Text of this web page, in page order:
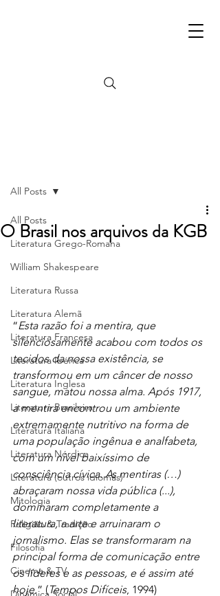
All Posts
Literatura Grego-Romana
William Shakespeare
Literatura Russa
Literatura Alemã
Literatura Francesa
Literatura Ibérica
Literatura Inglesa
Literatura Brasileira
Literatura Italiana
Literatura Nórdica
Literatura (outros idiomas)
Mitologia
Religião & Tradição
Filosofia
Cinema & TV
All Posts
O Brasil nos arquivos da KGB
“Esta razão foi a mentira, que
silenciosamente acabou com todos os
tecidos da nossa existência, se
transformou em um câncer de nosso
sangue, matou nossa alma. Após 1917,
a mentira encontrou um ambiente
extremamente nutritivo na forma de
uma população ingênua e analfabeta,
com um nível baixíssimo de
consciência cívica. As mentiras (…)
abraçaram nossa vida pública (...),
dominaram completamente a
literatura, a arte e arruinaram o
jornalismo. Elas se transformaram na
principal forma de comunicação entre
os líderes e as pessoas, e é assim até
hoje.” (Tempos Difíceis, 1994)